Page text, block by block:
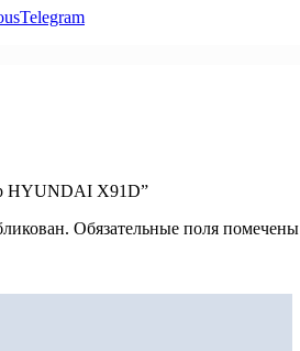
Telegram
HYUNDAI X91D”
Обязательные поля помечены